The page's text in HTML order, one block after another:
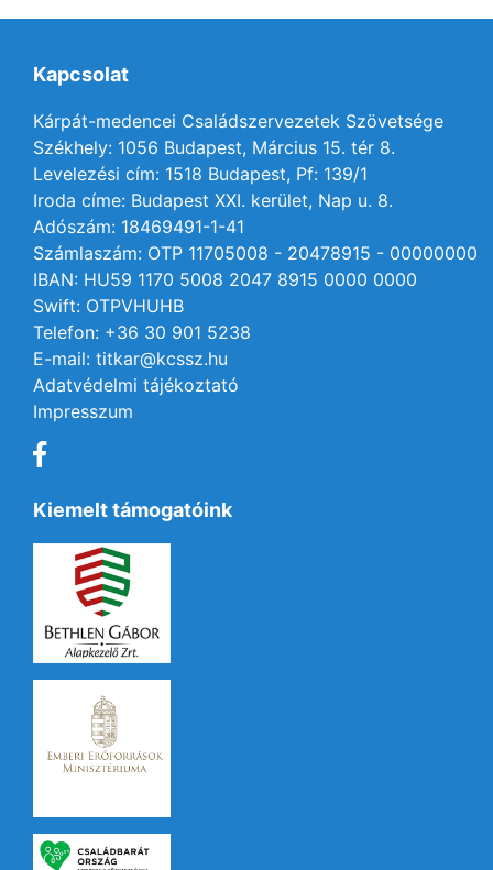
Kapcsolat
Kárpát-medencei Családszervezetek Szövetsége
Székhely: 1056 Budapest, Március 15. tér 8.
Levelezési cím: 1518 Budapest, Pf: 139/1
Iroda címe: Budapest XXI. kerület, Nap u. 8.
Adószám: 18469491-1-41
Számlaszám: OTP 11705008 - 20478915 - 00000000
IBAN: HU59 1170 5008 2047 8915 0000 0000
Swift: OTPVHUHB
Telefon: +36 30 901 5238
E-mail: titkar@kcssz.hu
Adatvédelmi tájékoztató
Impresszum
Kiemelt támogatóink